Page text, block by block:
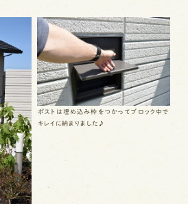
ポストは埋め込み枠をつかってブロック中で
キレイに納まりました♪